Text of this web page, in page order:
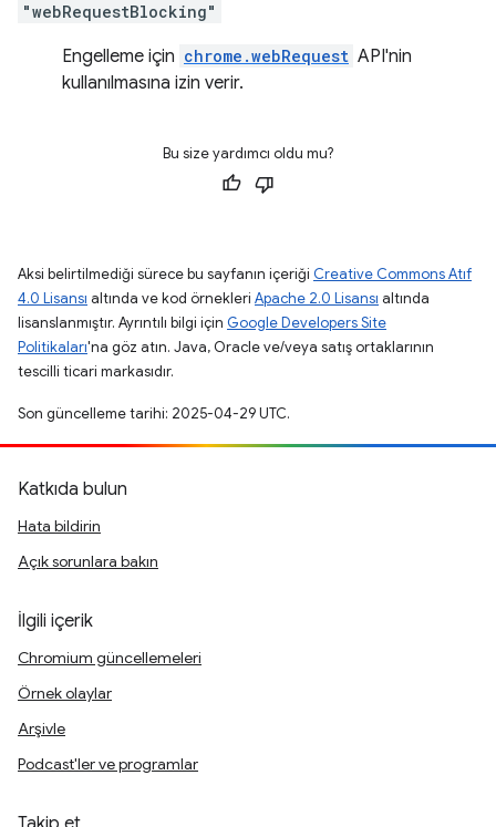
"webRequestBlocking"
Engelleme için chrome.webRequest API'nin
kullanılmasına izin verir.
Bu size yardımcı oldu mu?
Aksi belirtilmediği sürece bu sayfanın içeriği Creative Commons Atıf
4.0 Lisansı altında ve kod örnekleri Apache 2.0 Lisansı altında
lisanslanmıştır. Ayrıntılı bilgi için Google Developers Site
Politikaları'na göz atın. Java, Oracle ve/veya satış ortaklarının
tescilli ticari markasıdır.
Son güncelleme tarihi: 2025-04-29 UTC.
Katkıda bulun
Hata bildirin
Açık sorunlara bakın
İlgili içerik
Chromium güncellemeleri
Örnek olaylar
Arşivle
Podcast'ler ve programlar